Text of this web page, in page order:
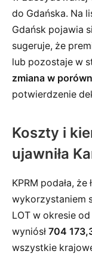
do Gdańska. Na
Gdańsk pojawia
sugeruje, że
lub pozostaje w
zmiana w
potwierdzenie
Koszty i
ujawniła
KPRM podała,
wykorzystaniem
LOT w okresie
wyniósł 704
wszystkie